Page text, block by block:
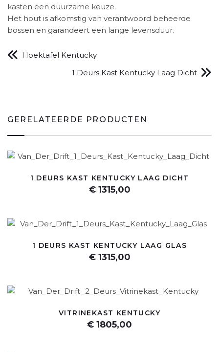
kasten een duurzame keuze.
Het hout is afkomstig van verantwoord beheerde
bossen en garandeert een lange levensduur.
Hoektafel Kentucky
1 Deurs Kast Kentucky Laag Dicht
GERELATEERDE PRODUCTEN
1 DEURS KAST KENTUCKY LAAG DICHT
€ 1315,00
1 DEURS KAST KENTUCKY LAAG GLAS
€ 1315,00
VITRINEKAST KENTUCKY
€ 1805,00